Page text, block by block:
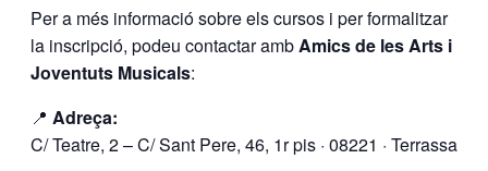
Per a més informació sobre els cursos i per formalitzar
la inscripció, podeu contactar ambAmics de les Arts i
Joventuts Musicals:
📍 Adreça:
C/ Teatre, 2 – C/ Sant Pere, 46, 1r pis · 08221 · Terrassa